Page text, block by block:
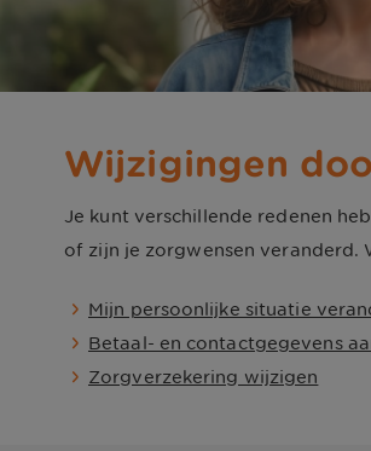
Wijzigingen
Je kunt verschillende redenen
of zijn je zorgwensen veranderd.
Mijn persoonlijke situatie
Betaal- en contactgegevens
Zorgverzekering wijzigen